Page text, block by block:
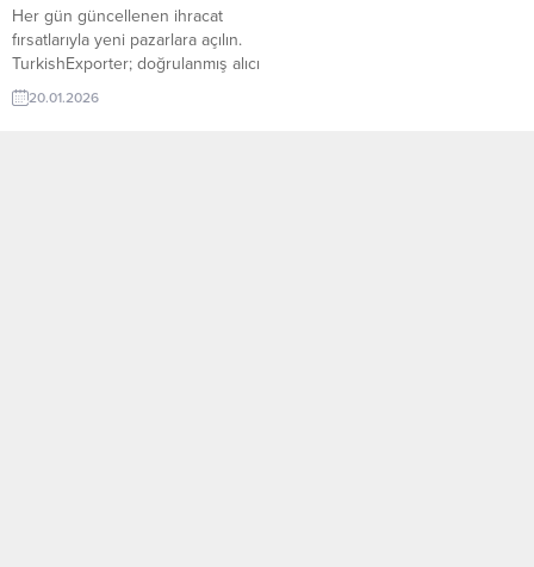
Her gün güncellenen ihracat
fırsatlarıyla yeni pazarlara açılın.
TurkishExporter; doğrulanmış alıcı
talepleri, sektör bazlı ilanlar ve
hedef ülke odaklı eşleştirmelerle
20.01.2026